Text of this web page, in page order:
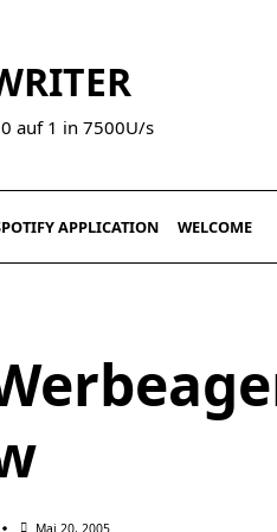
auf 1 in 7500U/s
APPLICATION WELCOME
Mai 20, 2005